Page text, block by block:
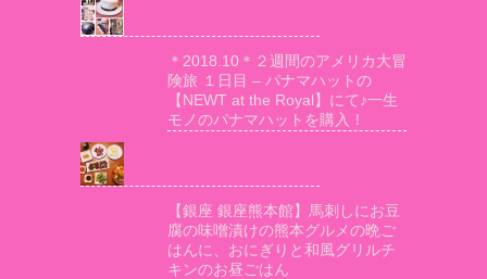
＊2018.10＊２週間のアメリカ大冒
険旅 １日目 – パナマハットの
【NEWT at the Royal】にて♪一生
モノのパナマハットを購入！
【銀座 銀座熊本館】馬刺しにお豆
腐の味噌漬けの熊本グルメの晩ご
はんに、おにぎりと和風グリルチ
キンのお昼ごはん